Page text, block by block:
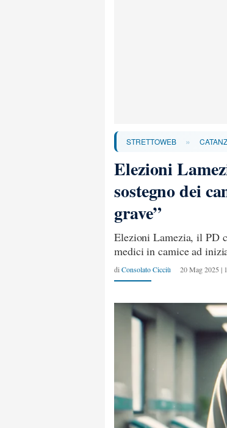
STRETTOWEB »
Elezioni
sostegno dei
grave”
Elezioni Lamezia, il PD
medici in camice ad
di Consolato Cicciù 20 Mag 2025 |